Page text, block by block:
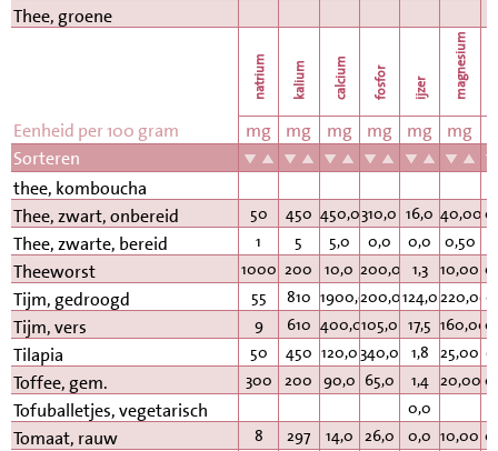
Thee, groene
natrium kalium calcium fosfor ijzer magnesium
Eenheid per 100 gram mg mg mg mg mg mg
Sorteren
thee, komboucha
Thee, zwart, onbereid
50 450 450,0310,0 16,0 40,00
Thee, zwarte, bereid 1 5 5,0 0,0 0,0 0,50
Theeworst 1000 200 10,0 200,0 1,3 10,00
Tijm, gedroogd 55 810 1900,0200,0124,0220,00
Tijm, vers 9 610 400,0105,0 17,5 160,00
Tilapia 50 450 120,0340,0 1,8 25,00
Toffee, gem. 300 200 90,0 65,0 1,4 20,00
Tofuballetjes, vegetarisch 0,0
Tomaat, rauw 8 297 14,0 26,0 0,0 10,00